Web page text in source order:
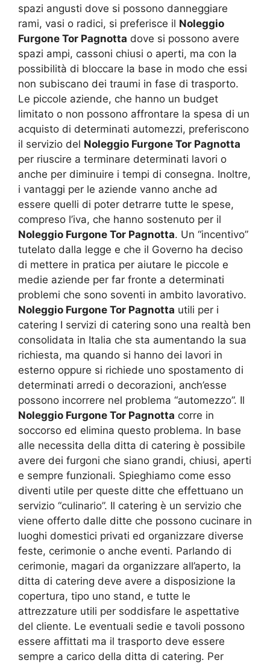
spazi angusti dove si possono danneggiare
rami, vasi o radici, si preferisce il Noleggio
Furgone Tor Pagnotta dove si possono avere
spazi ampi, cassoni chiusi o aperti, ma con la
possibilità di bloccare la base in modo che essi
non subiscano dei traumi in fase di trasporto.
Le piccole aziende, che hanno un budget
limitato o non possono affrontare la spesa di un
acquisto di determinati automezzi, preferiscono
il servizio del Noleggio Furgone Tor Pagnotta
per riuscire a terminare determinati lavori o
anche per diminuire i tempi di consegna. Inoltre,
i vantaggi per le aziende vanno anche ad
essere quelli di poter detrarre tutte le spese,
compreso l’iva, che hanno sostenuto per il
Noleggio Furgone Tor Pagnotta. Un “incentivo”
tutelato dalla legge e che il Governo ha deciso
di mettere in pratica per aiutare le piccole e
medie aziende per far fronte a determinati
problemi che sono soventi in ambito lavorativo.
Noleggio Furgone Tor Pagnotta utili per i
catering I servizi di catering sono una realtà ben
consolidata in Italia che sta aumentando la sua
richiesta, ma quando si hanno dei lavori in
esterno oppure si richiede uno spostamento di
determinati arredi o decorazioni, anch’esse
possono incorrere nel problema “automezzo”. Il
Noleggio Furgone Tor Pagnotta corre in
soccorso ed elimina questo problema. In base
alle necessita della ditta di catering è possibile
avere dei furgoni che siano grandi, chiusi, aperti
e sempre funzionali. Spieghiamo come esso
diventi utile per queste ditte che effettuano un
servizio “culinario”. Il catering è un servizio che
viene offerto dalle ditte che possono cucinare in
luoghi domestici privati ed organizzare diverse
feste, cerimonie o anche eventi. Parlando di
cerimonie, magari da organizzare all’aperto, la
ditta di catering deve avere a disposizione la
copertura, tipo uno stand, e tutte le
attrezzature utili per soddisfare le aspettative
del cliente. Le eventuali sedie e tavoli possono
essere affittati ma il trasporto deve essere
sempre a carico della ditta di catering. Per